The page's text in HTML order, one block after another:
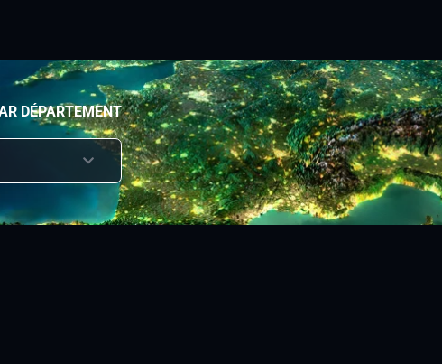
DÉPARTEMENT